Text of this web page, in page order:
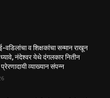
वडिलांचा व शिक्षकांचा सन्मान राखून
घ्यावे, नंदेश्वर येथे दंगलकार नितीन
व्याख्यान संपन्न